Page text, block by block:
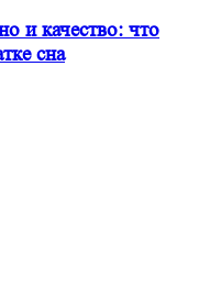
и качество: что
сна